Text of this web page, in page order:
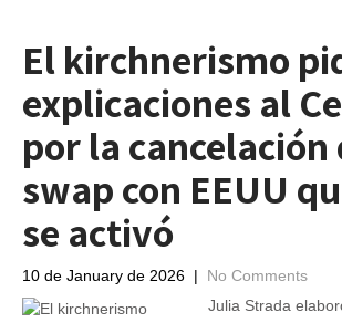
El kirchnerismo
explicaciones al
por la cancelación
swap con EEUU
se activó
10 de January de 2026 | No Comments
Julia Strada